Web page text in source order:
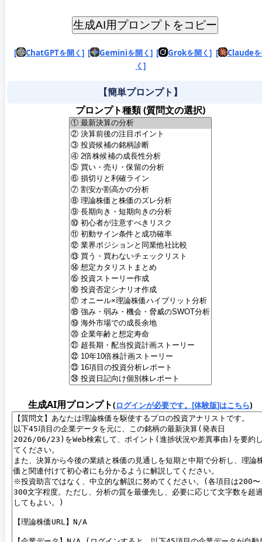
生成AI用プロンプトをコピー
[ ChatGPTを開く] [ Geminiを開く] [ Grokを開く] [
Claude
く]
【簡単プロンプト】
プロンプト種類 (質問文の選択)
生成AI用プロンプト(ログインが必要です。[体験版]はこちら)